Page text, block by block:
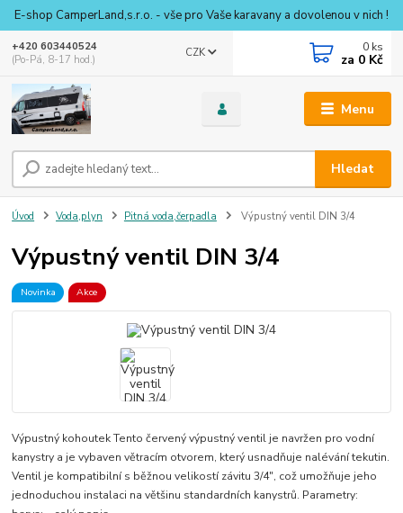
E-shop CamperLand,s.r.o. - vše pro Vaše karavany a dovolenou v nich !
Menu
CZK
Hledat
+420 603440524
(Po-Pá, 8-17 hod.)
0 ks
za 0 Kč
Úvod Voda,plyn Pitná voda,čerpadla Výpustný ventil DIN 3/4
Výpustný ventil DIN 3/4
Novinka Akce
Výpustný kohoutek Tento červený výpustný ventil je navržen pro vodní
kanystry a je vybaven větracím otvorem, který usnadňuje nalévání tekutin.
Ventil je kompatibilní s běžnou velikostí závitu 3/4", což umožňuje jeho
jednoduchou instalaci na většinu standardních kanystrů. Parametry: